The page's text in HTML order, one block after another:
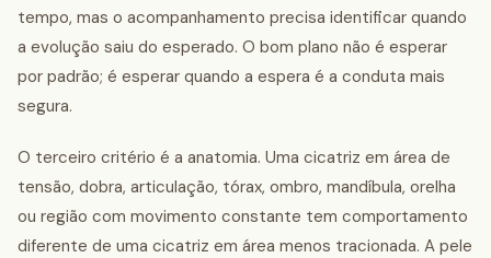
tempo, mas o acompanhamento precisa identificar quando
a evolução saiu do esperado. O bom plano não é esperar
por padrão; é esperar quando a espera é a conduta mais
segura.
O terceiro critério é a anatomia. Uma cicatriz em área de
tensão, dobra, articulação, tórax, ombro, mandíbula, orelha
ou região com movimento constante tem comportamento
diferente de uma cicatriz em área menos tracionada. A pele